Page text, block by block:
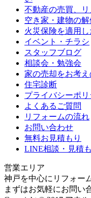
不動産の売買、
空き家・建物の
火災保険を適用
イベント・チラシ
スタッフブログ
相談会・勉強会
家の売却をお考
住宅診断
プライバシーポリ
よくあるご質問
リフォームの流れ
お問い合わせ
無料お見積もり
LINE相談・見積
営業エリア
神戸を中心にリフォー
まずはお気軽にお問い